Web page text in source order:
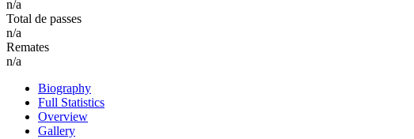
n/a
Total de passes
n/a
Remates
n/a
Biography
Full Statistics
Overview
Gallery